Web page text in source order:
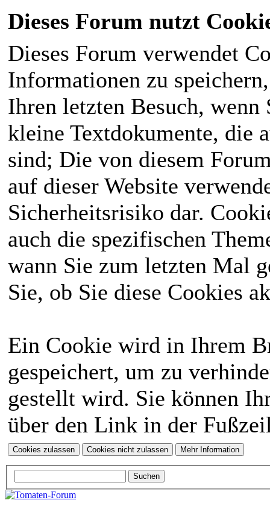
Dieses Forum nutzt
Dieses Forum verwendet
Informationen zu
Ihren letzten Besuch,
kleine Textdokumente, die
sind; Die von diesem
auf dieser Website
Sicherheitsrisiko dar.
auch die spezifischen
wann Sie zum letzten Mal
Sie, ob Sie diese Cookies
Ein Cookie wird in Ihrem
gespeichert, um zu
gestellt wird. Sie können
über den Link in der